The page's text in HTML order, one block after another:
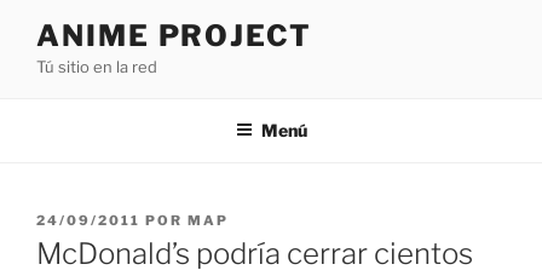
contenido
ANIME PROJECT
Tú sitio en la red
Menú
PUBLICADO
EL
24/09/2011 POR MAP
McDonald’s podría cerrar cientos